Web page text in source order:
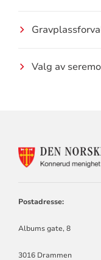
Valg av
Postadresse:
Albums gate, 8
3016 Drammen